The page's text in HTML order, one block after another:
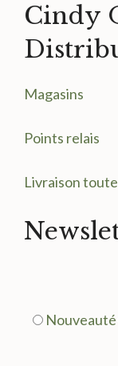
Cindy
Magasins
Points relais
Livraison
Nouveauté